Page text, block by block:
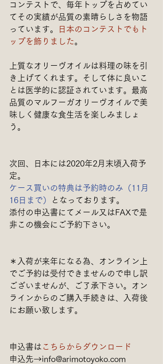
コンテストで、毎年トップを占めてい
てその実績が品質の素晴らしさを物語
っています。
日本のコンテストでもト
ップを飾りました。
上質なオリーヴオイルは料理の味を引
き上げてくれます。そして体に良いこ
とは医学的に認証されています。最高
品質のマルフーガオリーヴオイルで美
味しく健康な食生活を楽しみましょ
う。
次回、日本には2020年2月末頃入荷予
定。
ケース買いの特典は予約時のみ（11月
16日まで）
となっております。
添付の申込書にてメール又はFAXで是
非この機会にご予約下さい。
＊入荷が来年になる為、オンライン上
でご予約は受付できませんので申し訳
ございませんが、ご了承下さい。オン
ラインからのご購入手続きは、入荷後
にお願い致します。
申込書は こちらからダウンロード
申込先→info@arimotoyoko.com